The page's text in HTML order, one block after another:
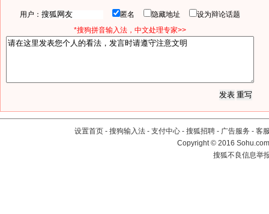
用户： 匿名 隐藏地址
设为辩论话题
*搜狗拼音输入法，中文处理专家>>
设置首页 - 搜狗输入法 - 支付中心 - 搜狐招聘 - 广告服务 - 客
Copyright©2016
搜狐不良信息举